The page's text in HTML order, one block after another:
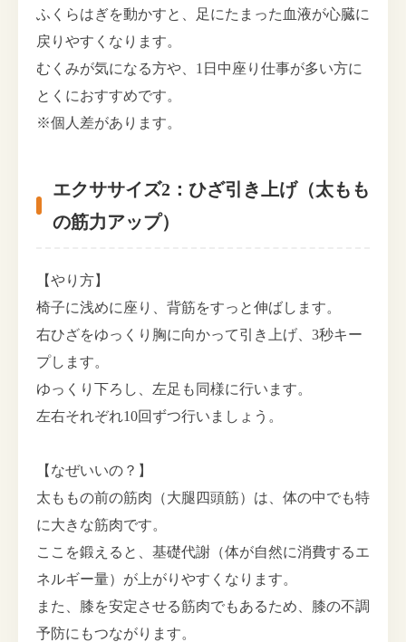
ふくらはぎを動かすと、足にたまった血液が心臓に
戻りやすくなります。
むくみが気になる方や、1日中座り仕事が多い方に
とくにおすすめです。
※個人差があります。
エクササイズ2：ひざ引き上げ（太もも
の筋力アップ）
【やり方】
椅子に浅めに座り、背筋をすっと伸ばします。
右ひざをゆっくり胸に向かって引き上げ、3秒キー
プします。
ゆっくり下ろし、左足も同様に行います。
左右それぞれ10回ずつ行いましょう。
【なぜいいの？】
太ももの前の筋肉（大腿四頭筋）は、体の中でも特
に大きな筋肉です。
ここを鍛えると、基礎代謝（体が自然に消費するエ
ネルギー量）が上がりやすくなります。
また、膝を安定させる筋肉でもあるため、膝の不調
予防にもつながります。